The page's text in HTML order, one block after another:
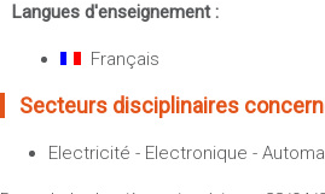
Langues d'enseignement :
Français
Secteurs disciplinaires
Electricité - Electronique -